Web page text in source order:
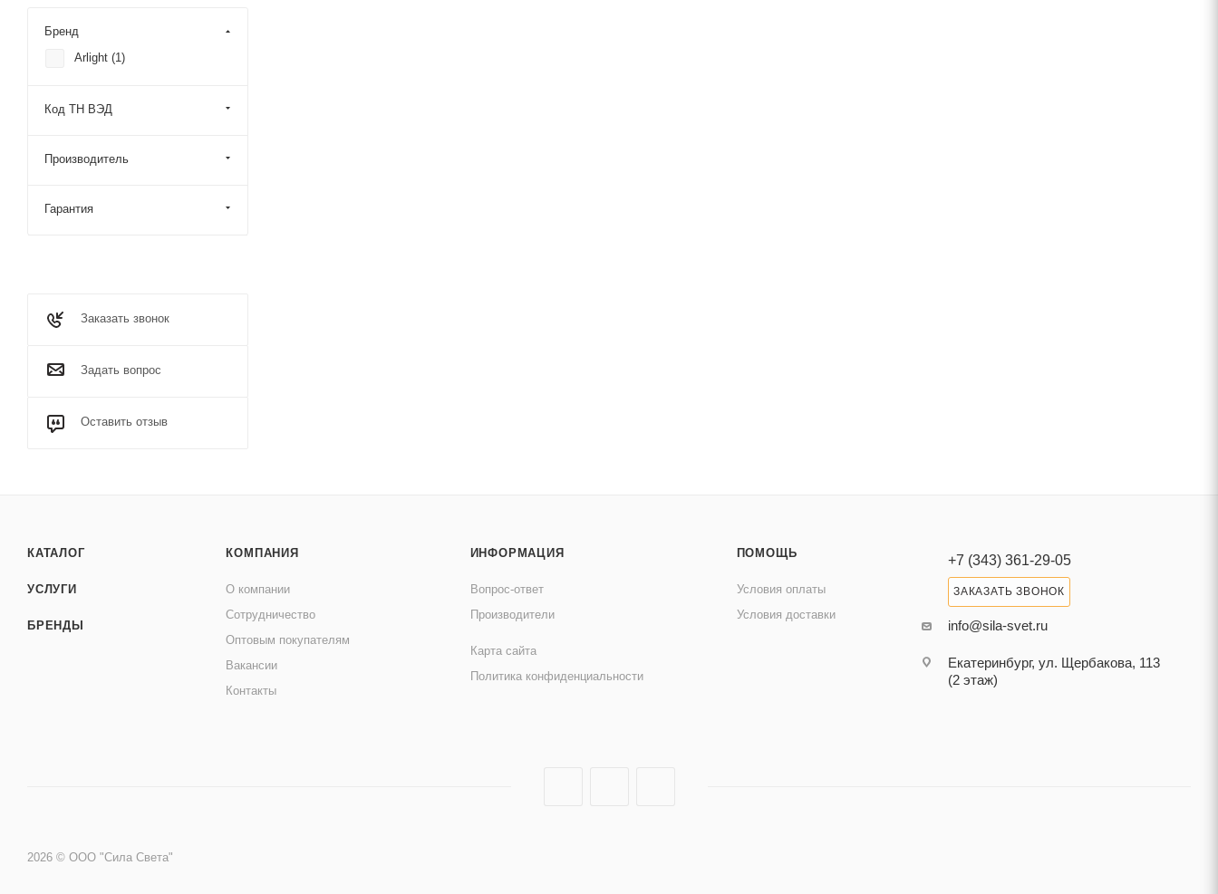
Бренд
Arlight (1)
Код ТН ВЭД
Производитель
Гарантия
Заказать звонок
Задать вопрос
Оставить отзыв
КАТАЛОГ
УСЛУГИ
БРЕНДЫ
КОМПАНИЯ
О компании
Сотрудничество
Оптовым покупателям
Вакансии
Контакты
ИНФОРМАЦИЯ
Вопрос-ответ
Производители
Карта сайта
Политика конфиденциальности
ПОМОЩЬ
Условия оплаты
Условия доставки
+7 (343) 361-29-05
ЗАКАЗАТЬ ЗВОНОК
info@sila-svet.ru
Екатеринбург, ул. Щербакова, 113
(2 этаж)
2026 © ООО "Сила Света"